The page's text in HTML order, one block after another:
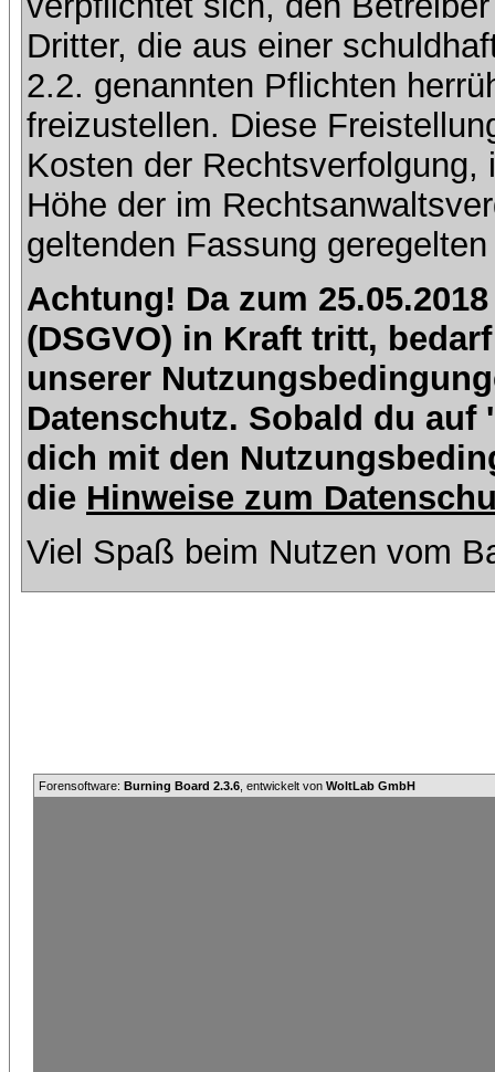
Dritter, die aus einer
2.2. genannten Pflichten
freizustellen. Diese
Kosten der
Höhe der im
geltenden Fassung
Achtung! Da zum
(DSGVO) in Kraft tritt,
unserer
Datenschutz. Sobald du
dich mit den
die Hinweise zum
Viel Spaß beim Nutzen vom
Forensoftware: Burning Board 2.3.6 , entwickelt von WoltLab GmbH